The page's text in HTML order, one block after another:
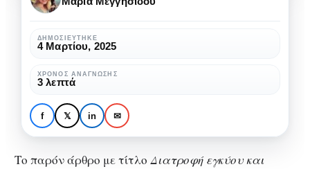
ΓΥΝΑΙΚΟΛΟΓΊΑ ΔΙΑΤΡΟΦΉ
Διατροφή εγκύου και
νευροανάπτυξη
απογόνων
εγκύου
νευροανάπτυξη
απογόνων
ΔΗΜΟΣΙΕΎΤΗΚΕ
4 Μαρτίου, 2025
ΧΡΌΝΟΣ ΑΝΆΓΝΩΣΗΣ
3 λεπτά
f 𝕏 in ✉
Το παρόν άρθρο με τίτλο Διατροφή εγκύου και